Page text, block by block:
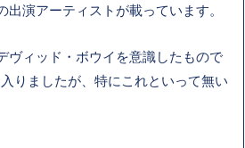
演アーティストが載っています。
ヴィッド・ボウイを意識したもので
りましたが、特にこれといって無い